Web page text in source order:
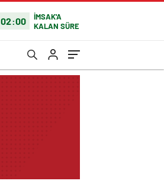
02:00
İMSAK'A
KALAN SÜRE